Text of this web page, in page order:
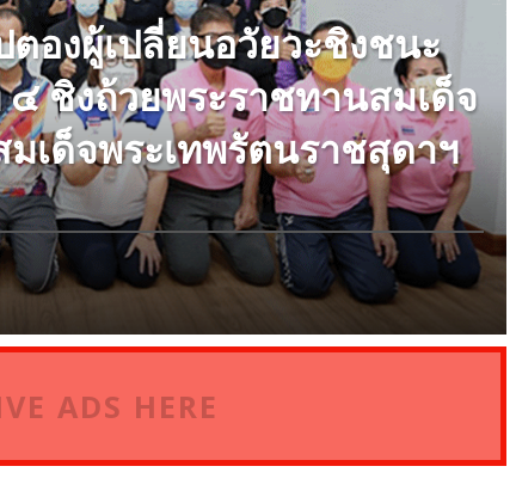
องผู้เปลี่ยนอวัยวะชิงชนะ
๔ ชิงถ้วยพระราชทานสมเด็จ
เด็จพระเทพรัตนราชสุดาฯ
ADS HERE